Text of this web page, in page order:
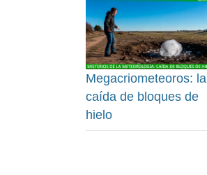
Megacriometeoros: la
caída de bloques de
hielo